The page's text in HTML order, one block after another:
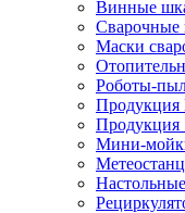
Винные
Сварочные
Маски
Роботы-
Продукция
Продукция
Мини-